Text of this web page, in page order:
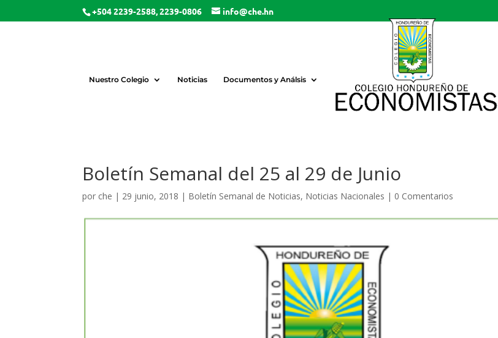
+504 2239-2588, 2239-0806 info@che.hn
Nuestro Colegio Noticias Documentos y Análsis
Boletín Semanal del 25 al 29 de Junio
por che | 29 junio, 2018 | Boletín Semanal de Noticias, Noticias Nacionales | 0 Comentarios